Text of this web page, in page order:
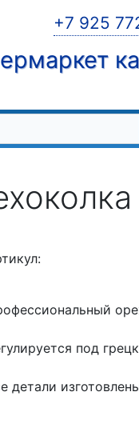
+7 925
под
детали